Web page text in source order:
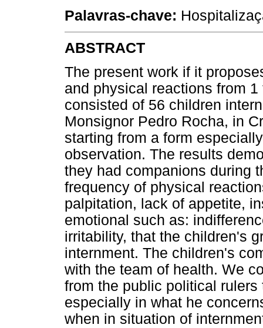
Palavras-chave:
ABSTRACT
The present work if it
and physical reactions from
consisted of 56 children
Monsignor Pedro Rocha, in
starting from a form
observation. The results
they had companions during
frequency of physical
palpitation, lack of appetite,
emotional such as:
irritability, that the children's
internment. The children's
with the team of health. We
from the public political
especially in what he
when in situation of